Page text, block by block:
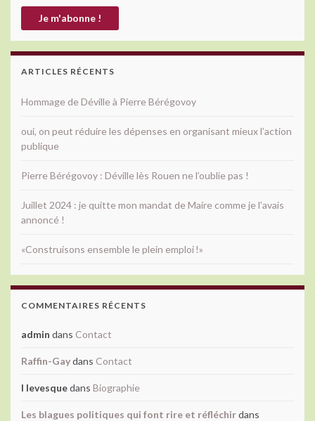
ARTICLES RÉCENTS
Hommage de Déville à Pierre Bérégovoy
oui, on peut réduire les dépenses en organisant mieux l’action
publique
Pierre Bérégovoy : Déville lès Rouen ne l’oublie pas !
Juillet 2024 : je quitte mon mandat de Maire comme je l’avais
annoncé !
«Construisons ensemble le plein emploi !»
COMMENTAIRES RÉCENTS
admin dans Contact
Raffin-Gaydans Contact
l levesquedans Biographie
Les blagues politiques qui font rire et réfléchirdans